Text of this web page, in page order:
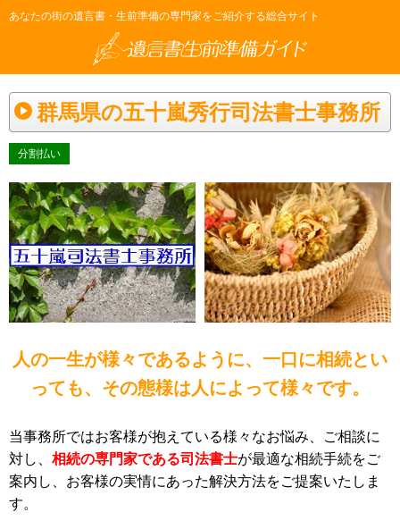
あなたの街の遺言書・生前準備の専門家をご紹介する総合サイト
群馬県の五十嵐秀行司法書士事務所
分割払い
人の一生が様々であるように、一口に相続とい
っても、その態様は人によって様々です。
当事務所ではお客様が抱えている様々なお悩み、ご相談に
対し、 相続の専門家である司法書士が最適な相続手続をご
案内し、お客様の実情にあった解決方法をご提案いたしま
す。